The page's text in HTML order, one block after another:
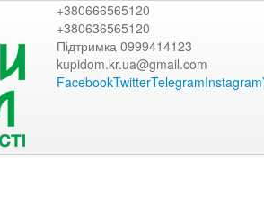
+380666565120
+380636565120
Підтримка 0999414123
kupidom.kr.ua@gmail.com
FacebookTwitterTelegramInstagram